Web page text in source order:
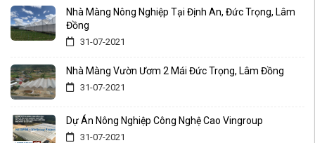
Nhà Màng Nông Nghiệp Tại Định An, Đức Trọng, Lâm
Đồng
31-07-2021
Nhà Màng Vườn Ươm 2 Mái Đức Trọng, Lâm Đồng
31-07-2021
Dự Án Nông Nghiệp Công Nghệ Cao Vingroup
31-07-2021